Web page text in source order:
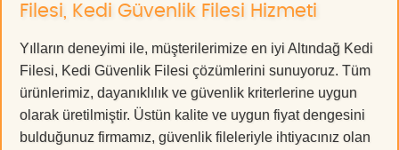
Filesi, Kedi Güvenlik Filesi Hizmeti
Yılların deneyimi ile, müşterilerimize en iyi Altındağ Kedi
Filesi, Kedi Güvenlik Filesi çözümlerini sunuyoruz. Tüm
ürünlerimiz, dayanıklılık ve güvenlik kriterlerine uygun
olarak üretilmiştir. Üstün kalite ve uygun fiyat dengesini
bulduğunuz firmamız, güvenlik fileleriyle ihtiyacınız olan